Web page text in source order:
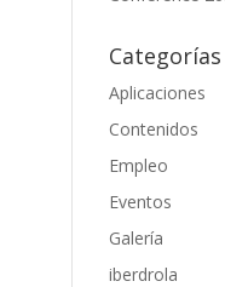
Categorías
Aplicaciones
Contenidos
Empleo
Eventos
Galería
iberdrola